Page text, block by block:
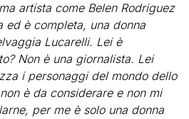
artista come Belen Rodriguez
ed è completa, una donna
Lucarelli. Lei è
Non è una giornalista. Lei
i personaggi del mondo dello
è da considerare e non mi
per me è solo una donna